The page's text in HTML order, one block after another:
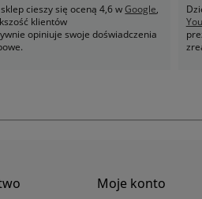
cieszy się oceną 4,6 wGoogle,
klientów
opiniuje swoje doświadczenia
Moje konto